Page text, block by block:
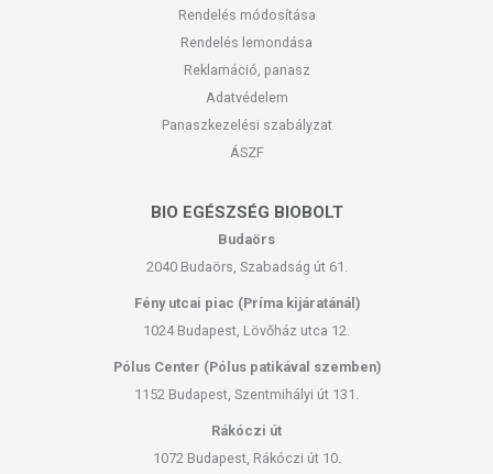
Rendelés módosítása
Rendelés lemondása
Reklamáció, panasz
Adatvédelem
Panaszkezelési szabályzat
ÁSZF
BIO EGÉSZSÉG BIOBOLT
Budaörs
2040 Budaörs, Szabadság út 61.
Fény utcai piac (Príma kijáratánál)
1024 Budapest, Lövőház utca 12.
Pólus Center (Pólus patikával szemben)
1152 Budapest, Szentmihályi út 131.
Rákóczi út
1072 Budapest, Rákóczi út 10.